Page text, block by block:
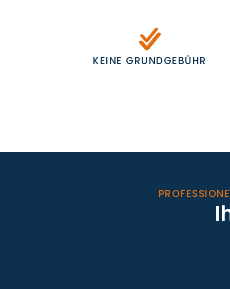
KEINE GRUNDGEBÜHR